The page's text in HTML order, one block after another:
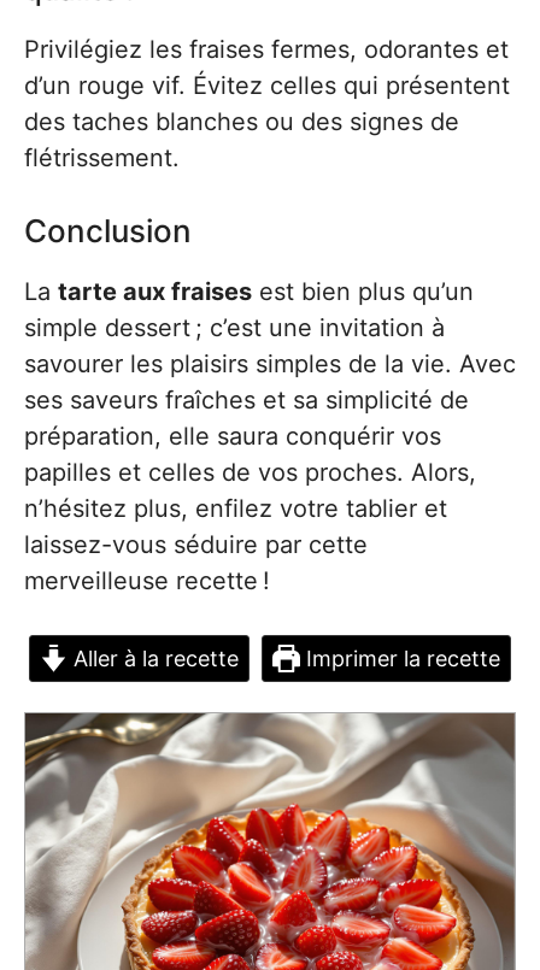
Privilégiez les fraises fermes, odorantes et
d’un rouge vif. Évitez celles qui présentent
des taches blanches ou des signes de
flétrissement.
Conclusion
La tarte aux fraises est bien plus qu’un
simple dessert ; c’est une invitation à
savourer les plaisirs simples de la vie. Avec
ses saveurs fraîches et sa simplicité de
préparation, elle saura conquérir vos
papilles et celles de vos proches. Alors,
n’hésitez plus, enfilez votre tablier et
laissez-vous séduire par cette
merveilleuse recette !
Aller à la recette Imprimer la recette